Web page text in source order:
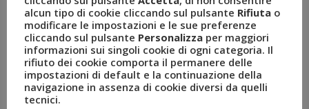
Google Plus Pinterest Tumblr
Previous Post
alcun tipo di cookie cliccando sul pulsante Rifiuta o
modificare le impostazioni e le sue preferenze
cliccando sul pulsante Personalizza per maggiori
informazioni sui singoli cookie di ogni categoria. Il
rifiuto dei cookie comporta il permanere delle
impostazioni di default e la continuazione della
navigazione in assenza di cookie diversi da quelli
tecnici.